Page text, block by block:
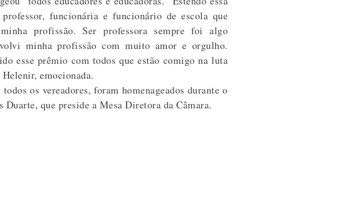
funcionária e funcionário de escola que
profissão. Ser professora sempre foi algo
minha profissão com muito amor e orgulho.
esse prêmio com todos que estão comigo na luta
emocionada.
os vereadores, foram homenageados durante o
que preside a Mesa Diretora da Câmara.